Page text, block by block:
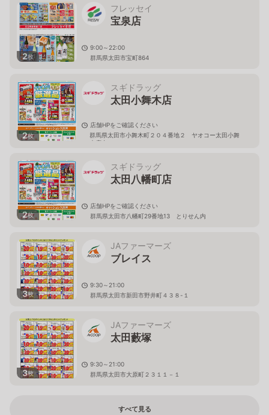
2枚
フレッセイ
宝泉店
9:00～22:00
群馬県太田市宝町864
2枚
スギドラッグ
太田小舞木店
店舗HPをご確認ください
群馬県太田市小舞木町２０４番地２ ヤオコー太田小舞
木店内
2枚
スギドラッグ
太田八幡町店
店舗HPをご確認ください
群馬県太田市八幡町29番地13 とりせん内
3枚
JAファーマーズ
ブレイス
9:30～21:00
群馬県太田市新田市野井町４３８-１
3枚
JAファーマーズ
太田藪塚
9:30～21:00
群馬県太田市大原町２３１１－１
すべて見る